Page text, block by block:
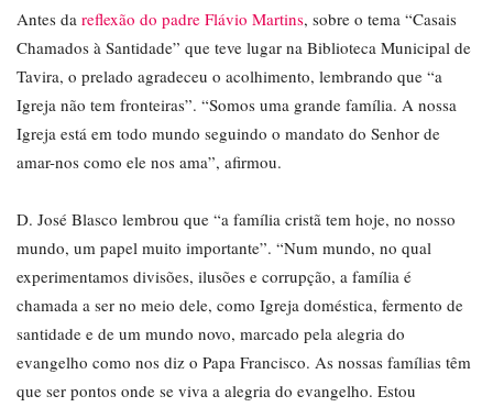
Antes da reflexão do padre Flávio Martins, sobre o tema “Casais
Chamados à Santidade” que teve lugar na Biblioteca Municipal de
Tavira, o prelado agradeceu o acolhimento, lembrando que “a
Igreja não tem fronteiras”. “Somos uma grande família. A nossa
Igreja está em todo mundo seguindo o mandato do Senhor de
amar-nos como ele nos ama”, afirmou.
D. José Blasco lembrou que “a família cristã tem hoje, no nosso
mundo, um papel muito importante”. “Num mundo, no qual
experimentamos divisões, ilusões e corrupção, a família é
chamada a ser no meio dele, como Igreja doméstica, fermento de
santidade e de um mundo novo, marcado pela alegria do
evangelho como nos diz o Papa Francisco. As nossas famílias têm
que ser pontos onde se viva a alegria do evangelho. Estou